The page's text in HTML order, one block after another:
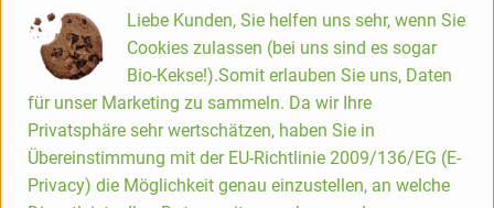
Produkt zum Warenkorb hinzufügen
Liebe Kunden, Sie helfen uns sehr, wenn Sie
Cookies zulassen (bei uns sind es sogar
Bio-Kekse!).Somit erlauben Sie uns, Daten
für unser Marketing zu sammeln. Da wir Ihre
Privatsphäre sehr wertschätzen, haben Sie in
Übereinstimmung mit der EU-Richtlinie 2009/136/EG (E-
Privacy) die Möglichkeit genau einzustellen, an welche